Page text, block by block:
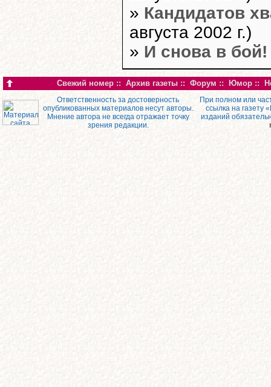
» Кандидатов
августа 2002 г.)
» И снова в бой!
Свежий номер :: Архив газеты :: Форум :: Юмор ::
Ответственность за достоверность
опубликованных материалов несут авторы.
Мнение автора не всегда отражает точку
зрения редакции.
При полном или
ссылка на газету
изданий